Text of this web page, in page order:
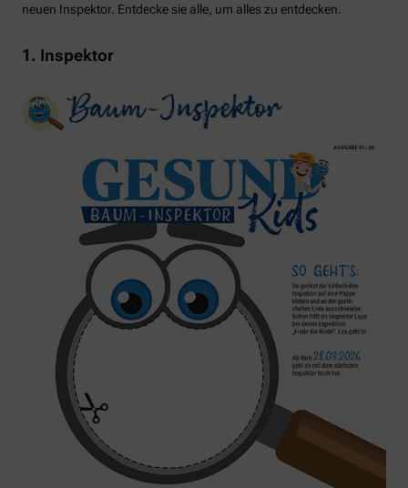
neuen Inspektor. Entdecke sie alle, um alles zu entdecken.
1. Inspektor